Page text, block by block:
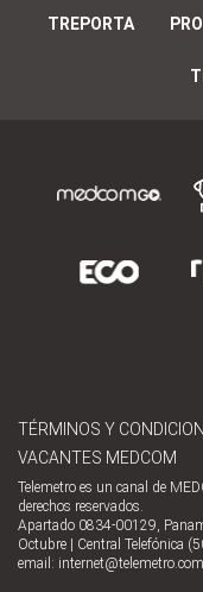
TREPORTA
TÉRMINOS Y
VACANTES MEDCOM
Telemetro es un canal de
derechos reservados.
Apartado 0834-00129,
Octubre | Central Telefónica
email: internet@telemetro.com